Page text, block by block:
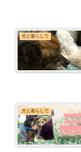
犬と暮らして
犬と暮らして